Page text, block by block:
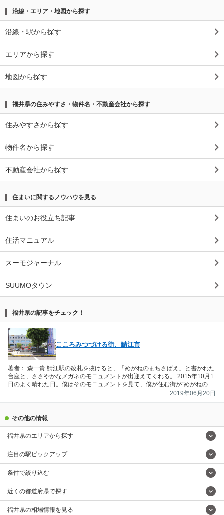
沿線・エリア・地図から探す
沿線・駅から探す
エリアから探す
地図から探す
福井県の住みやすさ・物件名・不動産会社から探す
住みやすさから探す
物件名から探す
不動産会社から探す
住まいに関するノウハウを見る
住まいのお役立ち記事
住活マニュアル
スーモジャーナル
SUUMOタウン
福井県の記事をチェック！
こころみつづける街、鯖江市
著者： 森一貴 鯖江駅の改札を抜けると、「めがねのまちさばえ」と書かれた
台座と、ささやかなメガネのモニュメントが出迎えてくれる。 2015年10月1
日のよく晴れた日。僕はそのモニュメントを見て、僕が住む街が“めがねのま
ち”であることを初めて知った。 福井県鯖江市。福井市の隣に位置する、人口
なんにもしなくていい。「ゆるい移住」という実験 僕が鯖江に訪れるきっか
住」。…
2019年06月20日
その他の情報
福井県のエリアから探す
注目の駅ピックアップ
条件で絞り込む
近くの都道府県で探す
福井県の相場情報を見る